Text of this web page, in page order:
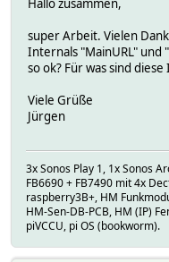
super Arbeit. Vielen
Internals "MainURL" und
so ok? Für was sind
Viele Grüße
Jürgen
3x Sonos Play 1, 1x Sonos
FB6690 + FB7490 mit 4x
raspberry3B+, HM
HM-Sen-DB-PCB, HM (IP)
piVCCU, pi OS (bookworm).